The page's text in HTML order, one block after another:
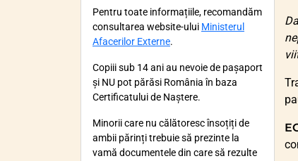
Pentru toate informațiile, recomandăm
consultarea website-ului Ministerul
Afacerilor Externe.
Copiii sub 14 ani au nevoie de pașaport
și NU pot părăsi România în baza
Certificatului de Naștere.
Minorii care nu călătoresc însoțiți de
ambii părinți trebuie să prezinte la
vamă documentele din care să rezulte